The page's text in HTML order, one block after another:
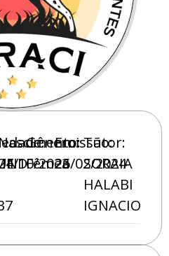
10/2023
Gênero:
Fêmea
Emissão:
26/02/2024
Tutor:
SORAIA
HALABI
IGNACIO